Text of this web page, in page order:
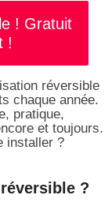
! Gratuit
!
réversible
chaque année.
pratique,
et toujours.
installer ?
?